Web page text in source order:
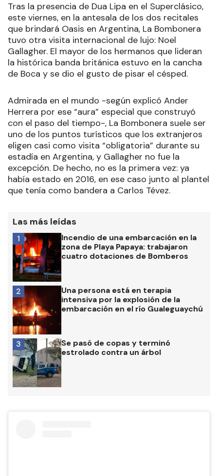
Tras la presencia de Dua Lipa en el Superclásico,
este viernes, en la antesala de los dos recitales
que brindará Oasis en Argentina, La Bombonera
tuvo otra visita internacional de lujo: Noel
Gallagher. El mayor de los hermanos que lideran
la histórica banda británica estuvo en la cancha
de Boca y se dio el gusto de pisar el césped.
Admirada en el mundo -según explicó Ander
Herrera por ese “aura” especial que construyó
con el paso del tiempo-, La Bombonera suele ser
uno de los puntos turísticos que los extranjeros
eligen casi como visita “obligatoria” durante su
estadía en Argentina, y Gallagher no fue la
excepción. De hecho, no es la primera vez: ya
había estado en 2016, en ese caso junto al plantel
que tenía como bandera a Carlos Tévez.
Las más leídas
Incendio de una embarcación en la
zona de Playa Papaya: trabajaron
cuatro dotaciones de Bomberos
1
Una persona está en terapia
intensiva por la explosión de la
embarcación en el río Gualeguaychú
2
Se pasó de copas y terminó
estrolado contra un árbol
3